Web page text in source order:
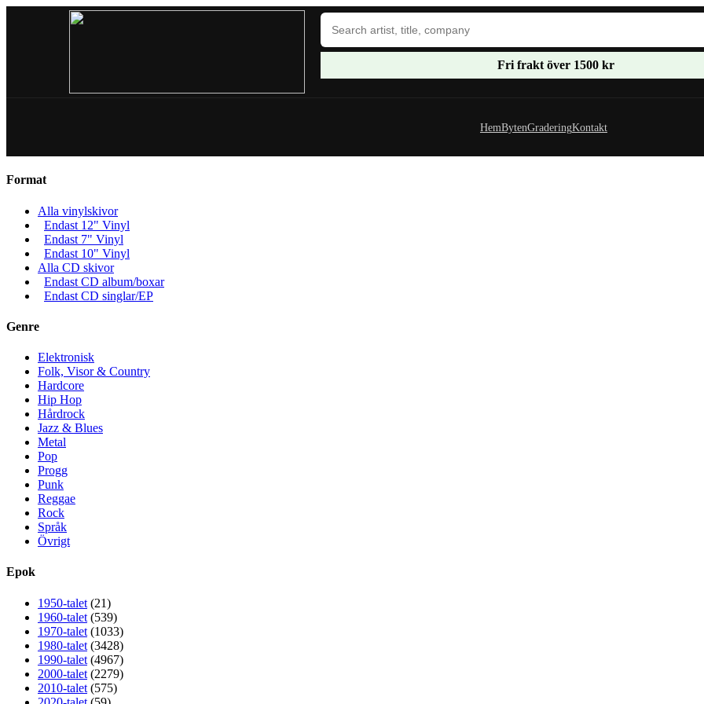
Fri frakt över 1500 kr
HemBytenGraderingKontakt
Format
Alla vinylskivor
Endast 12" Vinyl
Endast 7" Vinyl
Endast 10" Vinyl
Alla CD skivor
Endast CD album/boxar
Endast CD singlar/EP
Genre
Elektronisk
Folk, Visor & Country
Hardcore
Hip Hop
Hårdrock
Jazz & Blues
Metal
Pop
Progg
Punk
Reggae
Rock
Språk
Övrigt
Epok
1950-talet (21)
1960-talet (539)
1970-talet (1033)
1980-talet (3428)
1990-talet (4967)
2000-talet (2279)
2010-talet (575)